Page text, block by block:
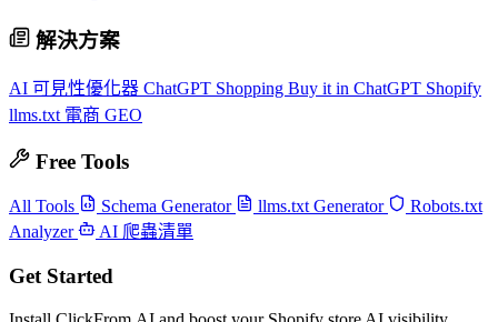
解決方案
AI 可見性優化器 ChatGPT Shopping Buy it in ChatGPT Shopify
llms.txt 電商 GEO
Free Tools
All Tools Schema Generator llms.txt Generator
Robots.txt
Analyzer
AI 爬蟲清單
Get Started